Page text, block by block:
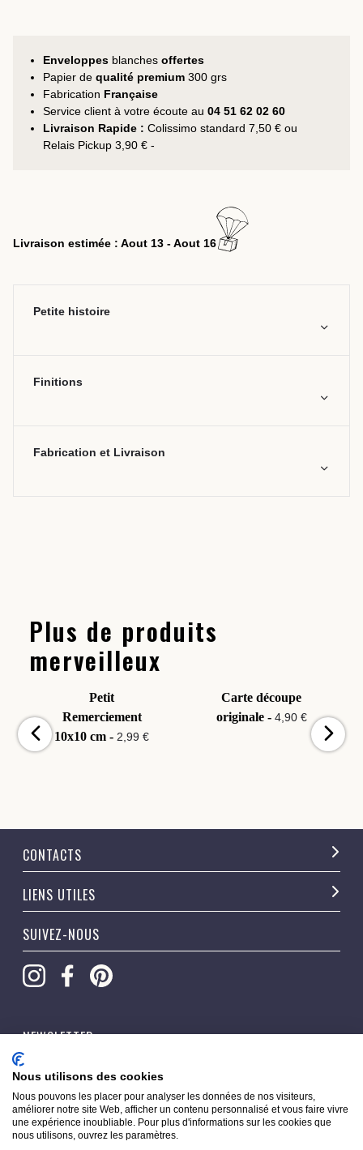
Enveloppes blanches offertes
Papier de qualité premium 300 grs
Fabrication Française
Service client à votre écoute au 04 51 62 02 60
Livraison Rapide : Colissimo standard 7,50 € ou
Relais Pickup 3,90 € -
Livraison estimée : Aout 13 - Aout 16
Petite histoire
Finitions
Fabrication et Livraison
Plus de produits
merveilleux
Petit
Remerciement
10x10 cm - 2,99 €
Carte découpe
originale - 4,90 €
CONTACTS
LIENS UTILES
SUIVEZ-NOUS
NEWSLETTER
Nous utilisons des cookies
Nous pouvons les placer pour analyser les données de nos visiteurs,
améliorer notre site Web, afficher un contenu personnalisé et vous faire vivre
une expérience inoubliable. Pour plus d'informations sur les cookies que
nous utilisons, ouvrez les paramètres.